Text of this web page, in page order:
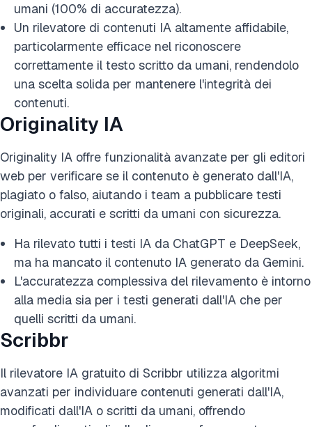
umani (100% di accuratezza).
Un rilevatore di contenuti IA altamente affidabile,
particolarmente efficace nel riconoscere
correttamente il testo scritto da umani, rendendolo
una scelta solida per mantenere l'integrità dei
contenuti.
Originality IA
Originality IA offre funzionalità avanzate per gli editori
web per verificare se il contenuto è generato dall'IA,
plagiato o falso, aiutando i team a pubblicare testi
originali, accurati e scritti da umani con sicurezza.
Ha rilevato tutti i testi IA da ChatGPT e DeepSeek,
ma ha mancato il contenuto IA generato da Gemini.
L'accuratezza complessiva del rilevamento è intorno
alla media sia per i testi generati dall'IA che per
quelli scritti da umani.
Scribbr
Il rilevatore IA gratuito di Scribbr utilizza algoritmi
avanzati per individuare contenuti generati dall'IA,
modificati dall'IA o scritti da umani, offrendo